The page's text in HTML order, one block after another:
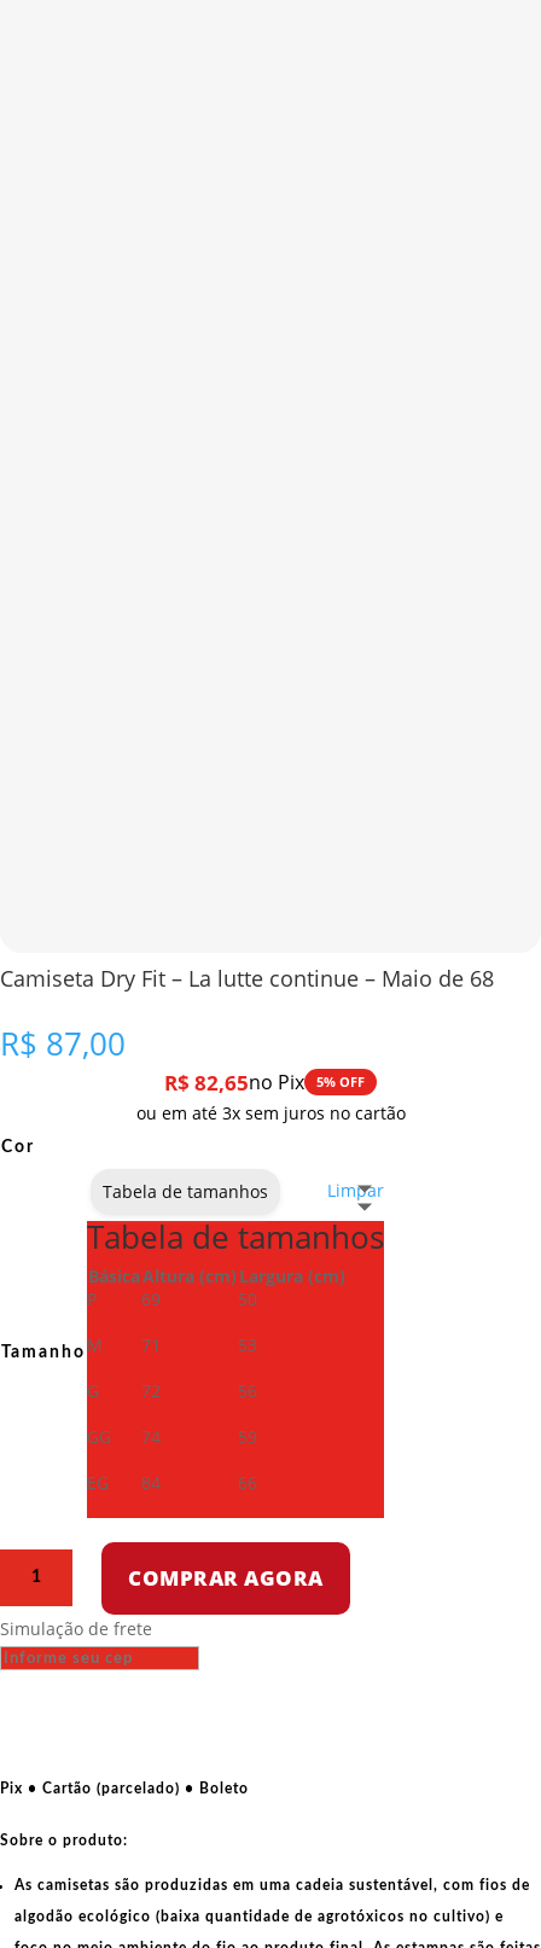
Camiseta Dry Fit – La lutte continue – Maio de 68
R$ 87,00
R$ 82,65no Pix 5% OFF
ou em até 3x sem juros no cartão
Cor
Tamanho
Limpar
Tabela de tamanhos
Tabela de tamanhos
BásicaAltura (cm) Largura (cm)
P
69
50
M
71
53
G
72
56
GG
74
59
EG
84 66
-
La
Maio
68
COMPRAR AGORA
Simulação de frete
Pix • Cartão (parcelado) • Boleto
Sobre o produto:
As camisetas são produzidas em uma cadeia sustentável, com fios de
algodão ecológico (baixa quantidade de agrotóxicos no cultivo) e